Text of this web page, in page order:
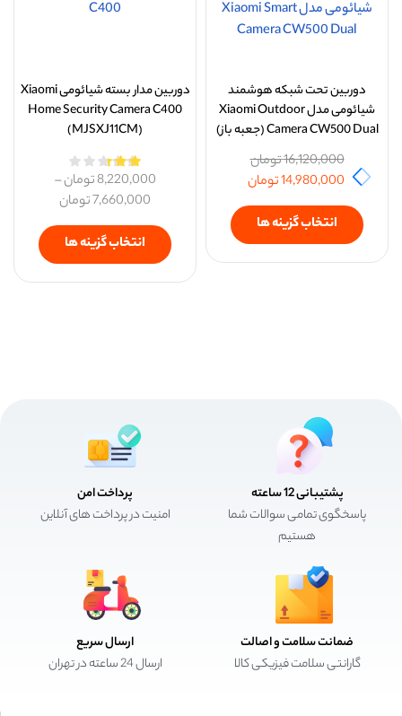
دوربین تحت شبکه هوشمند
شیائومی مدل Xiaomi Outdoor
Camera CW500 Dual (جعبه باز)
16,120,000تومان
14,980,000تومان
انتخاب گزینه ها
دوربین مدار بسته شیائومی Xiaomi
Home Security Camera C400
(MJSXJ11CM)
8,220,000تومان–
7,660,000تومان
انتخاب گزینه ها
پشتیبانی 12 ساعته
پاسخگوی تمامی سوالات شما
هستیم
پرداخت امن
امنیت در پرداخت های آنلاین
ضمانت سلامت و اصالت
گارانتی سلامت فیزیکی کالا
ارسال سریع
ارسال 24 ساعته در تهران